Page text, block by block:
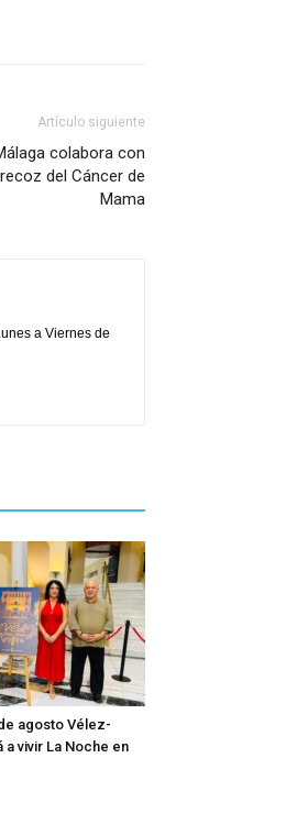
Artículo siguiente
colabora con
del Cáncer de
Mama
a Viernes de
agosto Vélez-
a vivir La Noche en